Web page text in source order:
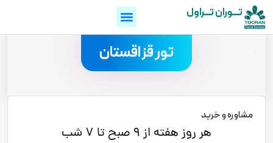
تـــوران تـــراول
تور قزاقستان
مشاوره و خرید
هر روز هفته از 9 صبح تا 7 شب